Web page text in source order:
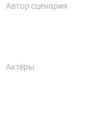
Автор сценария
Актёры